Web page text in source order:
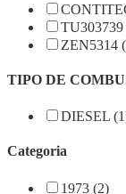
TU303739
ZEN5314
TIPO DE
DIESEL
Categoria
1973 (2)